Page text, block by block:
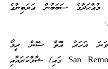
ސަބަބުން ޢަރަބިންގެ
ކުރިން 1920 ވަނަ އަހަރު އޮތް ސޭން ރީމޯ
ކޮންފަރެންސްގައި (San Remo conference ގައި) ޝާމްކަރައާއި